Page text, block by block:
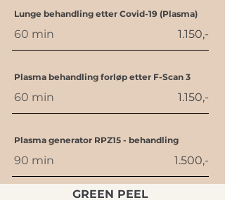
Lunge behandling etter Covid-19 (Plasma)
60 min 1.150,-
Plasma behandling forløp etter F-Scan 3
60 min 1.150,-
Plasma generator RPZ15 - behandling
90 min 1.500,-
GREEN PEEL